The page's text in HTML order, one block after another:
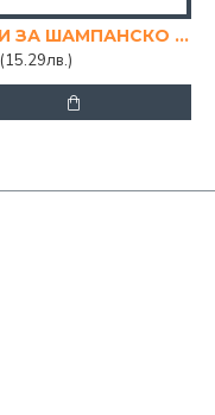
ЧАШИ ЗА ШАМПАНСКО 220 CC
(15.29лв.)